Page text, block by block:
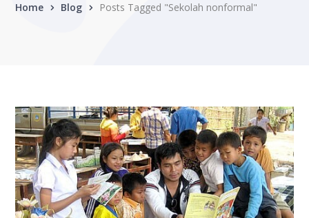
Home Blog Posts Tagged "Sekolah nonformal"